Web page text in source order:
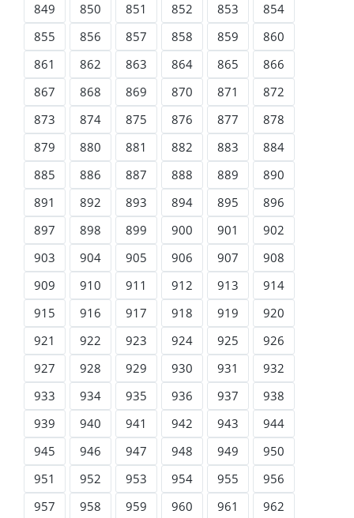
849
850 851 852 853
854
855
856 857 858 859
860
861
862 863 864 865
866
867
868 869 870 871
872
873
874 875 876 877
878
879
880 881 882 883
884
885
886 887 888 889
890
891
892 893 894 895
896
897
898 899 900 901
902
903
904 905 906 907
908
909
910 911 912 913
914
915
916 917 918 919
920
921
922 923 924 925
926
927
928 929 930 931
932
933
934 935 936 937
938
939
940 941 942 943
944
945
946 947 948 949
950
951
952 953 954 955
956
957
958 959 960 961
962